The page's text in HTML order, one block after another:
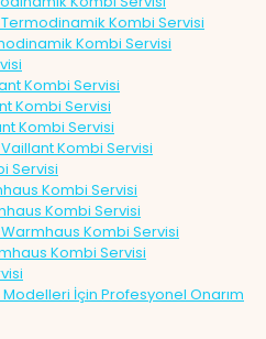
Kombi Servisi
Kombi Servisi
Kombi Servisi
Kombi Servisi
Kombi Servisi
Kombi Servisi
Servisi
Kombi Servisi
Kombi Servisi
Kombi Servisi
Kombi Servisi
İçin Profesyonel Onarım